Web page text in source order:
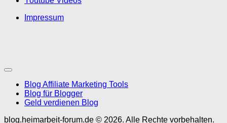
Impressum
Blog Affiliate Marketing Tools
Blog für Blogger
Geld verdienen Blog
blog.heimarbeit-forum.de © 2026. Alle Rechte vorbehalten.